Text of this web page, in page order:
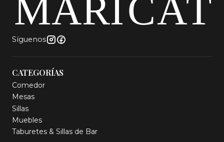
Síguenos
CATEGORÍAS
Comedor
Mesas
Sillas
Muebles
Taburetes & Sillas de Bar